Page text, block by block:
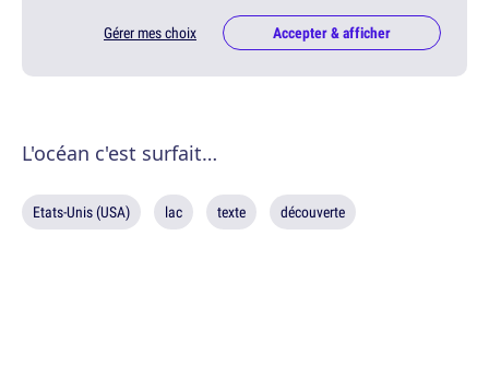
Gérer mes choix Accepter & afficher
L'océan c'est surfait…
Etats-Unis (USA) lac texte découverte